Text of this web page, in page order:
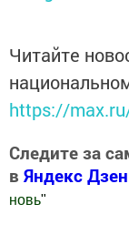
Читайте
https://
Следите за
в Яндекс Дзен
новь"